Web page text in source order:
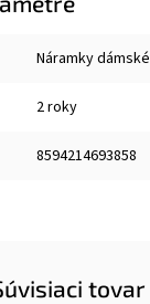
Náramky dámské
2 roky
8594214693858
tovar